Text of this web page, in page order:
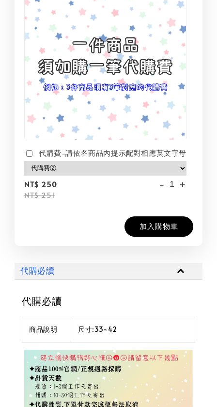
代購費-請依各商品內提示配對相應英文字母
NT$ 250
NT$ 251
- +
加入購物車
代購必讀
代購必讀
商品說明 尺寸:33~42